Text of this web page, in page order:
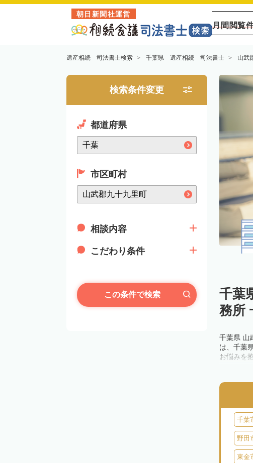
朝日新聞社運営
月間閲覧
遺産相続 司法書士検索 千葉県 遺産相続 司法書士 山武
検索条件変更
都道府県
市区町村
相談内容
こだわり条件
この条件で検索
千葉
務所
千葉県 山
は、千葉
お悩みを
千葉
野田
東金